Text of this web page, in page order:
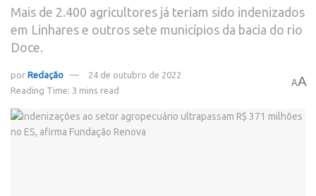
Mais de 2.400 agricultores já teriam sido indenizados
em Linhares e outros sete municípios da bacia do rio
Doce.
por Redação
24 de outubro de 2022
Reading Time: 3 mins read
AA